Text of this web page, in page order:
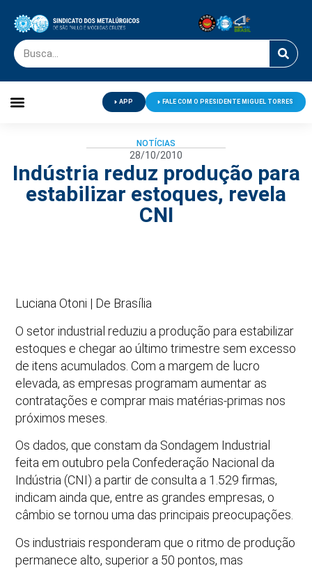
APP FALE COM O PRESIDENTE MIGUEL TORRES
NOTÍCIAS
28/10/2010
Indústria reduz produção para
estabilizar estoques, revela
CNI
Luciana Otoni | De Brasília
O setor industrial reduziu a produção para estabilizar
estoques e chegar ao último trimestre sem excesso
de itens acumulados. Com a margem de lucro
elevada, as empresas programam aumentar as
contratações e comprar mais matérias-primas nos
próximos meses.
Os dados, que constam da Sondagem Industrial
feita em outubro pela Confederação Nacional da
Indústria (CNI) a partir de consulta a 1.529 firmas,
indicam ainda que, entre as grandes empresas, o
câmbio se tornou uma das principais preocupações.
Os industriais responderam que o ritmo de produção
permanece alto, superior a 50 pontos, mas